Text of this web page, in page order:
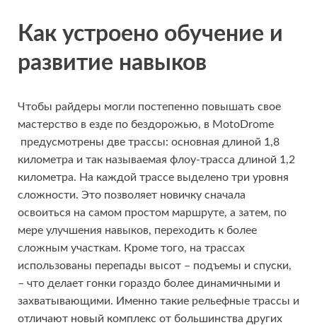
Как устроено обучение и
развитие навыков
Чтобы райдеры могли постепенно повышать свое
мастерство в езде по бездорожью, в MotoDrome
предусмотрены две трассы: основная длиной 1,8
километра и так называемая флоу-трасса длиной 1,2
километра. На каждой трассе выделено три уровня
сложности. Это позволяет новичку сначала
освоиться на самом простом маршруте, а затем, по
мере улучшения навыков, переходить к более
сложным участкам. Кроме того, на трассах
использованы перепады высот – подъемы и спуски,
– что делает гонки гораздо более динамичными и
захватывающими. Именно такие рельефные трассы и
отличают новый комплекс от большинства других